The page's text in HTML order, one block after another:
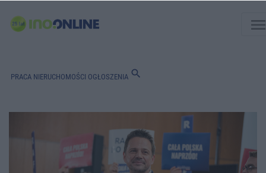
PRACA NIERUCHOMOŚCI OGŁOSZENIA search